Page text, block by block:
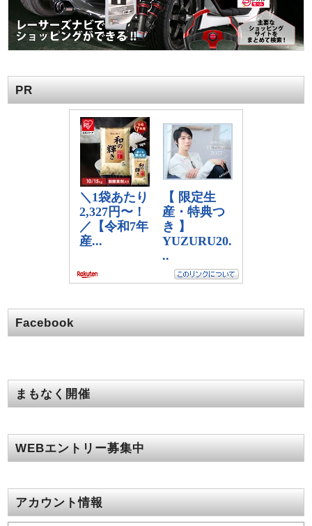
PR
Facebook
まもなく開催
WEBエントリー募集中
アカウント情報